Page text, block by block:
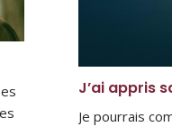
J’ai appris
Je pourrais